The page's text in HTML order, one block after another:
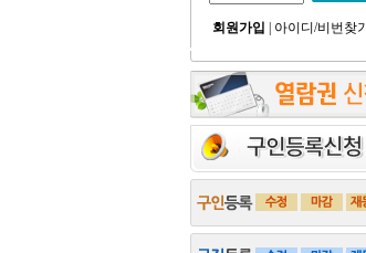
회원가입 아이디/비번찾기